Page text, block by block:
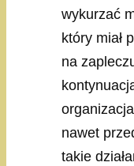
wykurzać
który miał
na
nawet
takie